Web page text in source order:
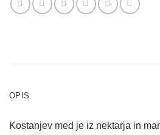
OPIS
Kostanjev med je iz nektarja in